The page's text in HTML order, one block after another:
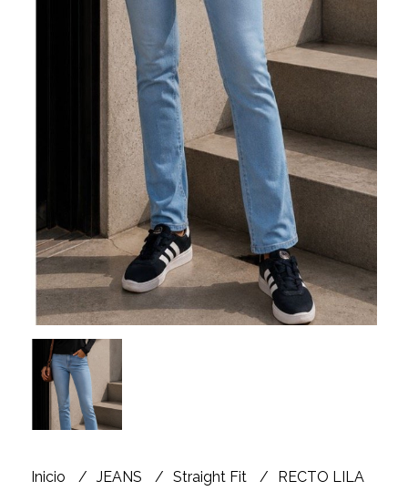
Inicio JEANS Straight Fit RECTO LILA